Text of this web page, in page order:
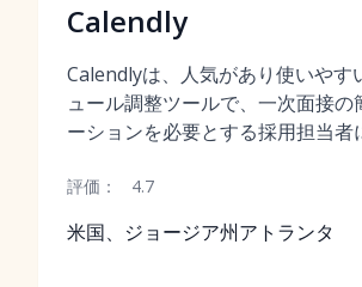
Calendly
Calendlyは、人気があり使いやす
ュール調整ツールで、一次面接の
ーションを必要とする採用担当者
評価： 4.7
米国、ジョージア州アトランタ